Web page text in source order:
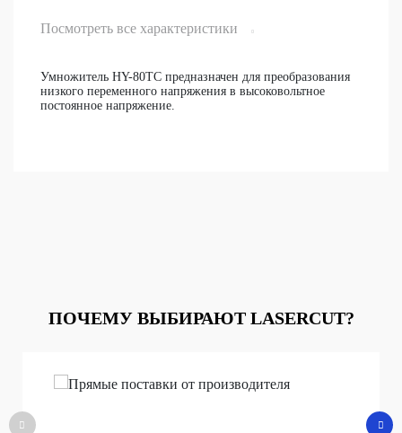
ВОПРОСЫ
Посмотреть все характеристики
Умножитель HY-80TC предназначен для преобразования
низкого переменного напряжения в высоковольтное
постоянное напряжение.
ПОЧЕМУ ВЫБИРАЮТ LASERCUT?